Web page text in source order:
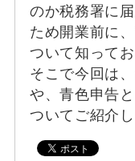
のか税務署に
ため開業前に
ついて知って
そこで今回は
や、青色申告
ついてご紹介し